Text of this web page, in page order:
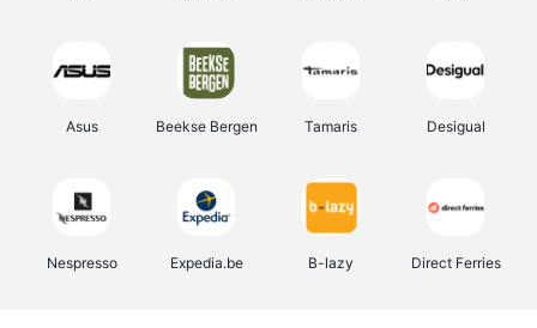
Asus Beekse Bergen Tamaris Desigual
Nespresso Expedia.be B-lazy Direct Ferries